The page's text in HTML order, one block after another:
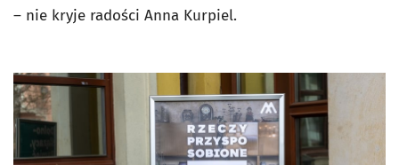
– nie kryje radości Anna Kurpiel.